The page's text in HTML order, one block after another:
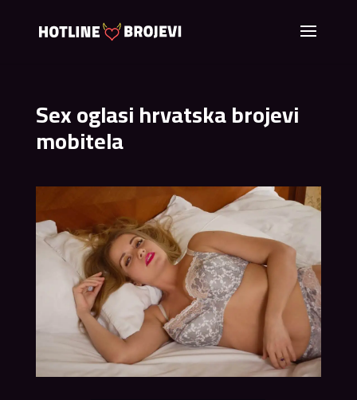
Sex oglasi hrvatska brojevi
mobitela